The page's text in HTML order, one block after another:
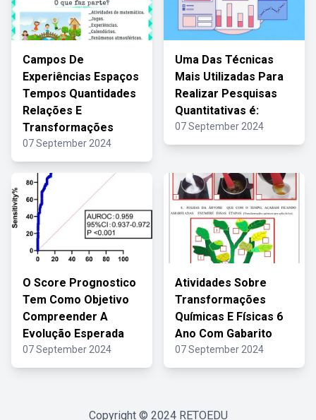
Campos De
Experiências Espaços
Tempos Quantidades
Relações E
Transformações
07 September 2024
Uma Das Técnicas
Mais Utilizadas Para
Realizar Pesquisas
Quantitativas é:
07 September 2024
O Score Prognostico
Tem Como Objetivo
Compreender A
Evolução Esperada
07 September 2024
Atividades Sobre
Transformações
Químicas E Físicas 6
Ano Com Gabarito
07 September 2024
Copyright © 2024 RETOEDU